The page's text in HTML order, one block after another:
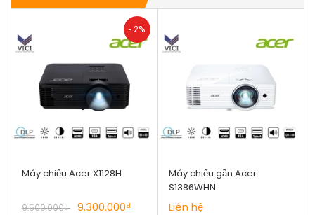
- 2%
Máy chiếu Acer X1128H
9.500.000₫ 9.300.000₫
Máy chiếu gần Acer
S1386WHN
Liên hệ